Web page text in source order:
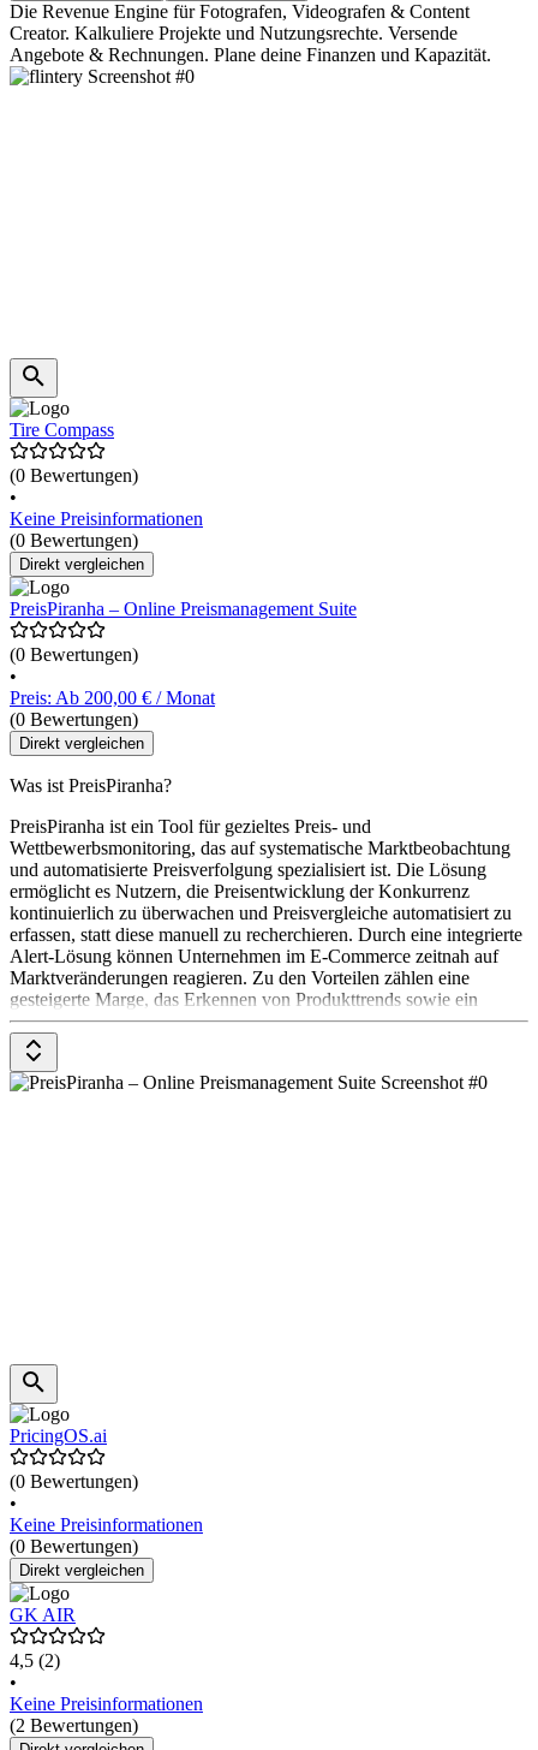
Die Revenue Engine für Fotografen, Videografen & Content
Creator. Kalkuliere Projekte und Nutzungsrechte. Versende
Angebote & Rechnungen. Plane deine Finanzen und Kapazität.
Tire Compass
(0 Bewertungen)
•
Keine Preisinformationen
(0 Bewertungen)
Direkt vergleichen
PreisPiranha – Online Preismanagement Suite
(0 Bewertungen)
•
Preis: Ab 200,00 € / Monat
(0 Bewertungen)
Direkt vergleichen
Was ist PreisPiranha?
PreisPiranha ist ein Tool für gezieltes Preis- und
Wettbewerbsmonitoring, das auf systematische Marktbeobachtung
und automatisierte Preisverfolgung spezialisiert ist. Die Lösung
ermöglicht es Nutzern, die Preisentwicklung der Konkurrenz
kontinuierlich zu überwachen und Preisvergleiche automatisiert zu
erfassen, statt diese manuell zu recherchieren. Durch eine integrierte
Alert-Lösung können Unternehmen im E-Commerce zeitnah auf
Marktveränderungen reagieren. Zu den Vorteilen zählen eine
gesteigerte Marge, das Erkennen von Produkttrends sowie ein
sicheres Hosting im eigenen, deutschen Rechenzentrum.
Individuelle Anbindungen und einfache Skalierung werden
ebenfalls unterstützt. Die Preise gibt es auf Anfrage beim Anbieter.
PricingOS.ai
(0 Bewertungen)
•
Keine Preisinformationen
(0 Bewertungen)
Direkt vergleichen
GK AIR
4,5 (2)
•
Keine Preisinformationen
(2 Bewertungen)